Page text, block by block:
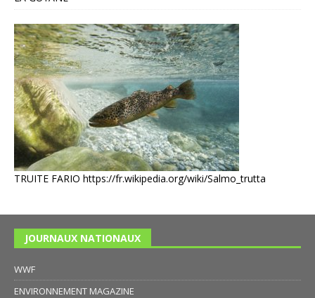
TRUITE FARIO https://fr.wikipedia.org/wiki/Salmo_trutta
JOURNAUX NATIONAUX
WWF
ENVIRONNEMENT MAGAZINE